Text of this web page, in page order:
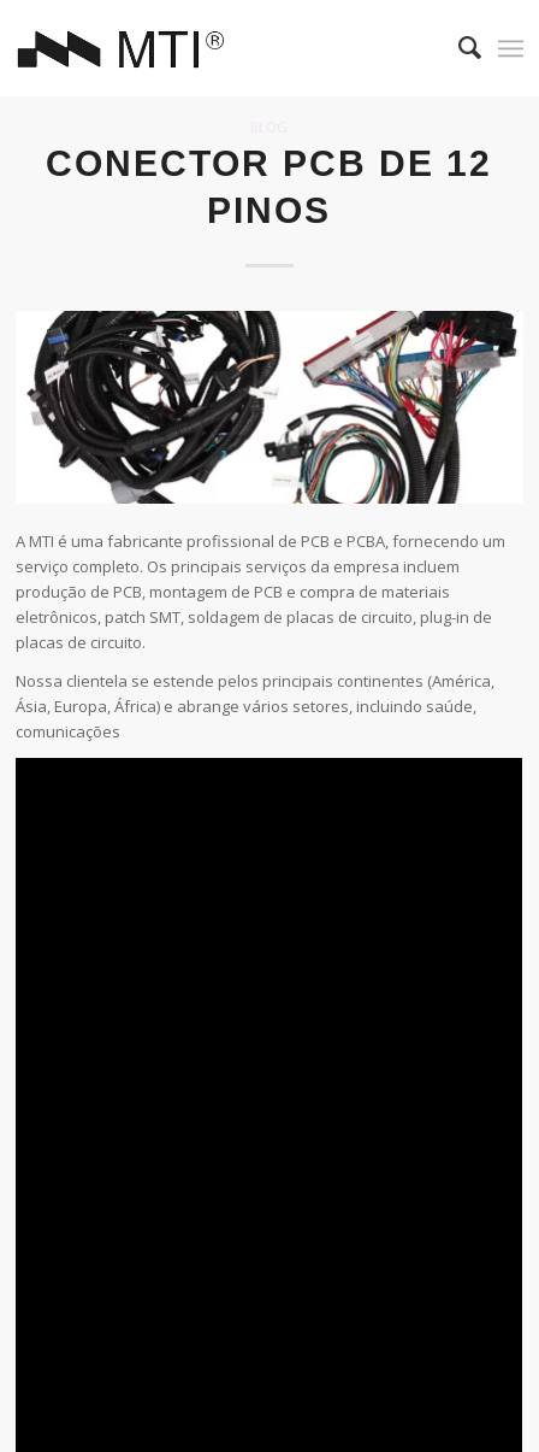
CONECTOR PCB DE 12
PINOS
A MTI é uma fabricante profissional de PCB e PCBA, fornecendo um
serviço completo. Os principais serviços da empresa incluem
produção de PCB, montagem de PCB e compra de materiais
eletrônicos, patch SMT, soldagem de placas de circuito, plug-in de
placas de circuito.
Nossa clientela se estende pelos principais continentes (América,
Ásia, Europa, África) e abrange vários setores, incluindo saúde,
comunicações